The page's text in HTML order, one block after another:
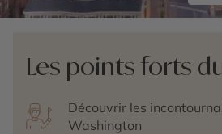
Les points forts
Découvrir les
Washington